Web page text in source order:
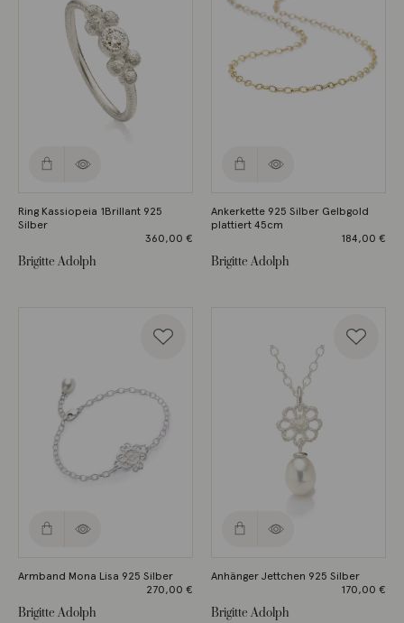
Ring Kassiopeia 1Brillant 925
Silber
360,00 €
Brigitte Adolph
Ankerkette 925 Silber Gelbgold
plattiert 45cm
184,00 €
Brigitte Adolph
Armband Mona Lisa 925 Silber
270,00 €
Brigitte Adolph
Anhänger Jettchen 925 Silber
170,00 €
Brigitte Adolph